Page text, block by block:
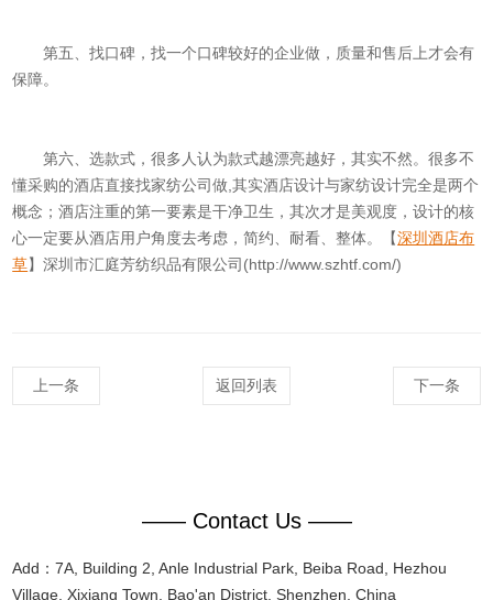
第五、找口碑，找一个口碑较好的企业做，质量和售后上才会有
保障。
第六、选款式，很多人认为款式越漂亮越好，其实不然。很多不
懂采购的酒店直接找家纺公司做,其实酒店设计与家纺设计完全是两个
概念；酒店注重的第一要素是干净卫生，其次才是美观度，设计的核
心一定要从酒店用户角度去考虑，简约、耐看、整体。【深圳酒店布
草】深圳市汇庭芳纺织品有限公司(http://www.szhtf.com/)
上一条 返回列表 下一条
—— Contact Us ——
Add：7A, Building 2, Anle Industrial Park, Beiba Road, Hezhou
Village, Xixiang Town, Bao'an District, Shenzhen, China